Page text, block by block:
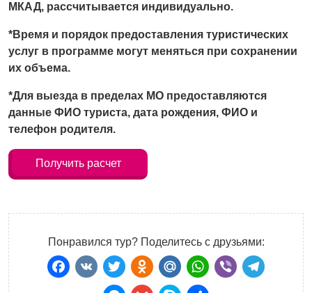
МКАД, рассчитывается индивидуально.
*Время и порядок предоставления туристических
услуг в программе могут меняться при сохранении
их объема.
*Для выезда в пределах МО предоставляются
данные ФИО туриста, дата рождения, ФИО и
телефон родителя.
Получить расчет
Понравился тур? Поделитесь с друзьями: